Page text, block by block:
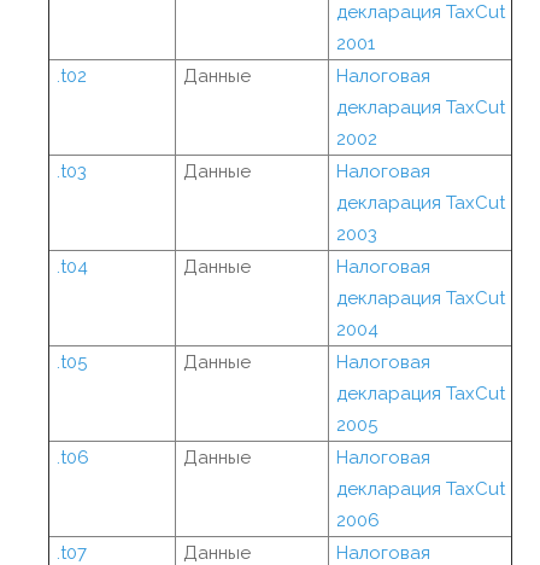
декларация TaxCut
2001
.t02
Данные
Налоговая
декларация TaxCut
2002
.t03
Данные
Налоговая
декларация TaxCut
2003
.t04
Данные
Налоговая
декларация TaxCut
2004
.t05
Данные
Налоговая
декларация TaxCut
2005
.t06
Данные
Налоговая
декларация TaxCut
2006
.t07
Данные
Налоговая